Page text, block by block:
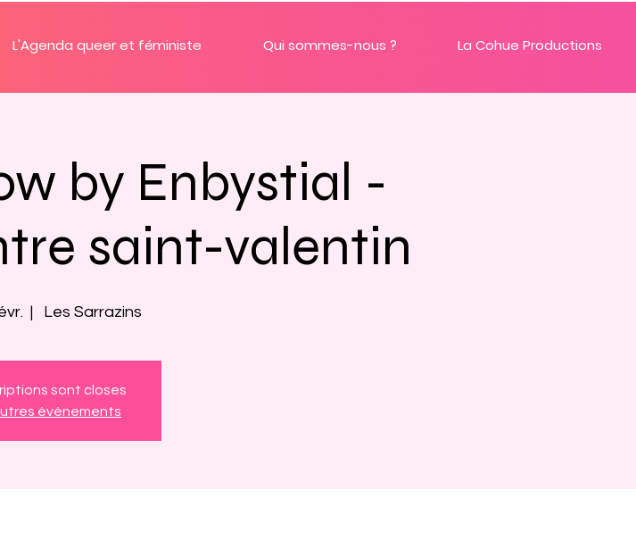
L'Agenda queer et féministe Qui sommes-nous ? La Cohue Productions
by Enbystial -
saint-valentin
  |
Les Sarrazins
sont closes
événements